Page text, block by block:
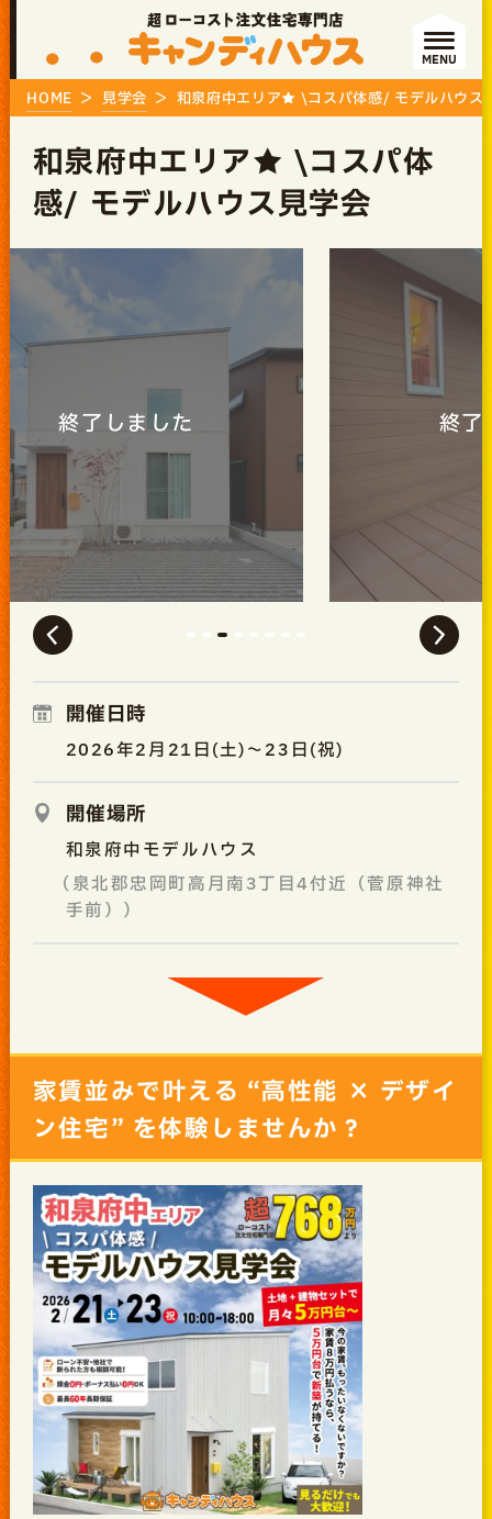
MENU
HOME 見学会 和泉府中エリア★ \コスパ体感/ モデルハウス
和泉府中エリア★ \コスパ体
感/ モデルハウス見学会
終了しました
開催日時
2026年2月21日(土)～23日(祝)
開催場所
和泉府中モデルハウス
（泉北郡忠岡町高月南3丁目4付近（菅原神社
手前））
家賃並みで叶える “高性能 × デザイ
ン住宅” を体験しませんか？